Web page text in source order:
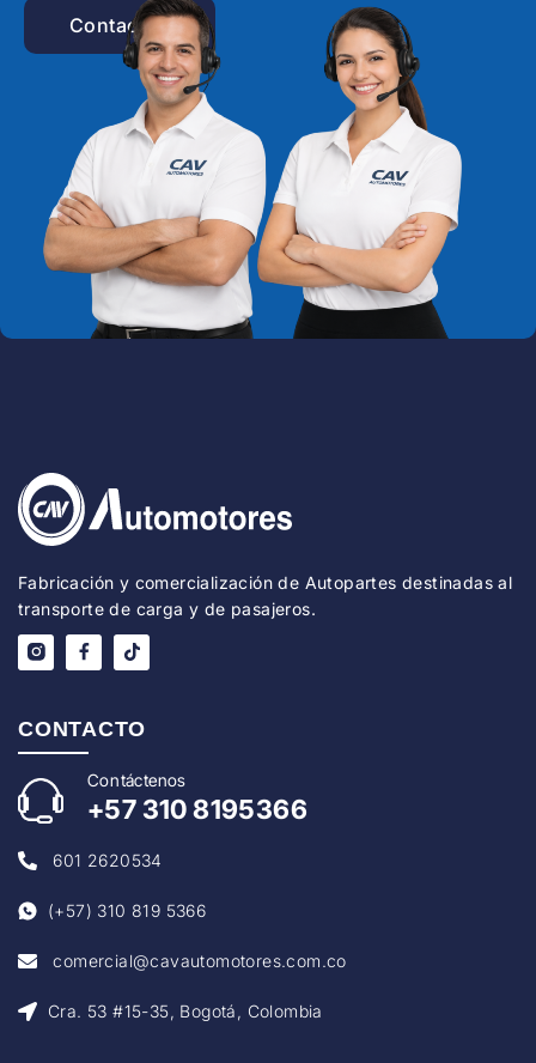
Contactar!
Fabricación y comercialización de Autopartes destinadas al
transporte de carga y de pasajeros.
CONTACTO
Contáctenos
+57 310 8195366
601 2620534
(+57) 310 819 5366
comercial@cavautomotores.com.co
Cra. 53 #15-35, Bogotá, Colombia